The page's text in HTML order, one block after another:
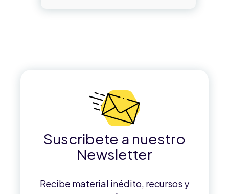
Suscribete a nuestro
Newsletter
Recibe material inédito, recursos y